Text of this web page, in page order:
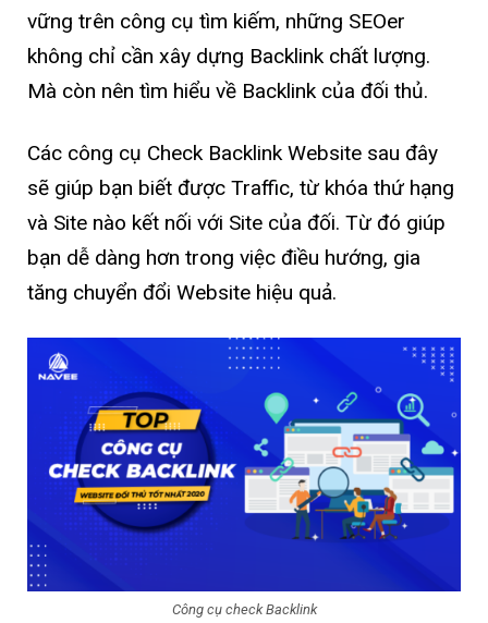
vững trên công cụ tìm kiếm, những SEOer
không chỉ cần xây dựng Backlink chất lượng.
Mà còn nên tìm hiểu về Backlink của đối thủ.
Các công cụ Check Backlink Website sau đây
sẽ giúp bạn biết được Traffic, từ khóa thứ hạng
và Site nào kết nối với Site của đối. Từ đó giúp
bạn dễ dàng hơn trong việc điều hướng, gia
tăng chuyển đổi Website hiệu quả.
Công cụ check Backlink